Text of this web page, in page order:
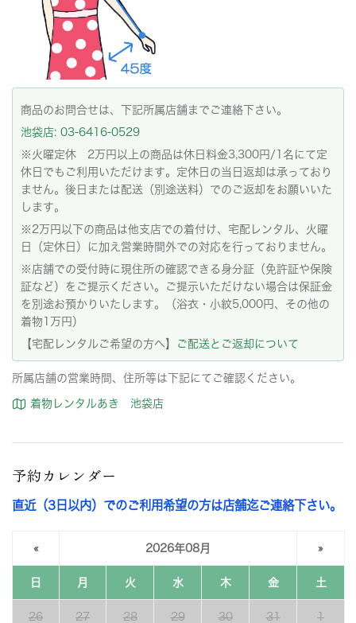
商品のお問合せは、下記所属店舗までご連絡下さい。
池袋店: 03-6416-0529
※火曜定休 2万円以上の商品は休日料金3,300円/1名にて定
休日でもご利用いただけます。定休日の当日返却は承っており
ません。後日または配送（別途送料）でのご返却をお願いいた
します。
※2万円以下の商品は他支店での着付け、宅配レンタル、火曜
日（定休日）に加え営業時間外での対応を行っておりません。
※店舗での受付時に現住所の確認できる身分証（免許証や保険
証など）をご提示ください。ご提示いただけない場合は保証金
を別途お預かりいたします。（浴衣・小紋5,000円、その他の
着物1万円）
【宅配レンタルご希望の方へ】
ご配送とご返却について
所属店舗の営業時間、住所等は下記にてご確認ください。
着物レンタルあき 池袋店
予約カレンダー
直近（3日以内）でのご利用希望の方は店舗迄ご連絡下さい。
« 2026年08月 »
日 月 火 水 木 金 土
26 27 28 29 30 31 1